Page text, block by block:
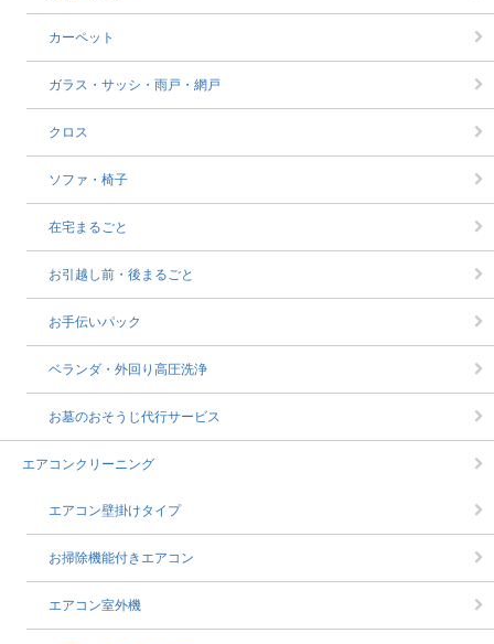
カーペット
ガラス・サッシ・雨戸・網戸
クロス
ソファ・椅子
在宅まるごと
お引越し前・後まるごと
お手伝いパック
ベランダ・外回り高圧洗浄
お墓のおそうじ代行サービス
エアコンクリーニング
エアコン壁掛けタイプ
お掃除機能付きエアコン
エアコン室外機